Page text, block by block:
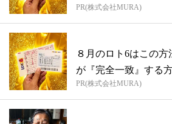
方...
PR(株式会社MURA)
８月のロト6はこの
が『完全一致』する
PR(株式会社MURA)